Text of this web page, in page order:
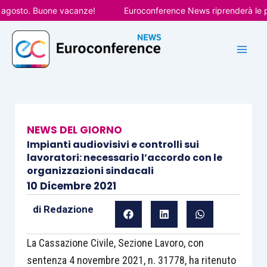
Vai
al
contenuto
Buone vacanze! Euroconference News riprenderà le
NEWS DEL GIORNO
Impianti audiovisivi e controlli sui
lavoratori: necessario l’accordo con le
organizzazioni sindacali
10 Dicembre 2021
di Redazione
La Cassazione Civile, Sezione Lavoro, con
sentenza 4 novembre 2021, n. 31778, ha ritenuto